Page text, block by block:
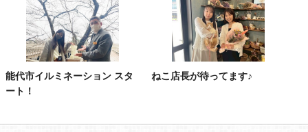
能代市イルミネーション スタ
ート！
ねこ店長が待ってます♪